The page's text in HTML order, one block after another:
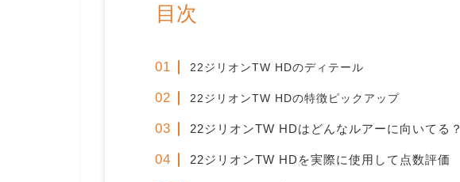
目次
22ジリオンTW HDのディテール
22ジリオンTW HDの特徴ピックアップ
22ジリオンTW HDはどんなルアーに向いてる？
22ジリオンTW HDを実際に使用して点数評価